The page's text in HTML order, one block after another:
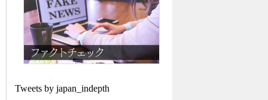
Tweets by japan_indepth